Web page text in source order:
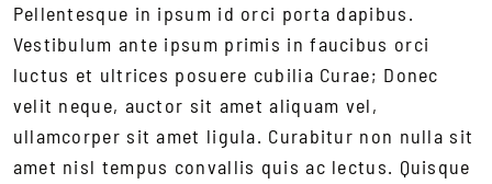
Pellentesque in ipsum id orci porta dapibus.
Vestibulum ante ipsum primis in faucibus orci
luctus et ultrices posuere cubilia Curae; Donec
velit neque, auctor sit amet aliquam vel,
ullamcorper sit amet ligula. Curabitur non nulla sit
amet nisl tempus convallis quis ac lectus. Quisque